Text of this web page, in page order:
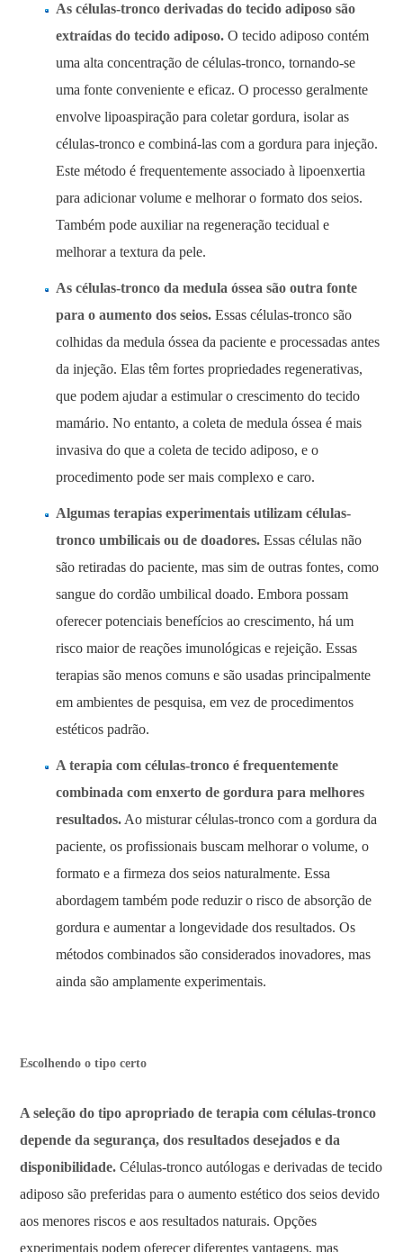
As células-tronco derivadas do tecido adiposo são
extraídas do tecido adiposo. O tecido adiposo contém
uma alta concentração de células-tronco, tornando-se
uma fonte conveniente e eficaz. O processo geralmente
envolve lipoaspiração para coletar gordura, isolar as
células-tronco e combiná-las com a gordura para injeção.
Este método é frequentemente associado à lipoenxertia
para adicionar volume e melhorar o formato dos seios.
Também pode auxiliar na regeneração tecidual e
melhorar a textura da pele.
As células-tronco da medula óssea são outra fonte
para o aumento dos seios. Essas células-tronco são
colhidas da medula óssea da paciente e processadas antes
da injeção. Elas têm fortes propriedades regenerativas,
que podem ajudar a estimular o crescimento do tecido
mamário. No entanto, a coleta de medula óssea é mais
invasiva do que a coleta de tecido adiposo, e o
procedimento pode ser mais complexo e caro.
Algumas terapias experimentais utilizam células-
tronco umbilicais ou de doadores. Essas células não
são retiradas do paciente, mas sim de outras fontes, como
sangue do cordão umbilical doado. Embora possam
oferecer potenciais benefícios ao crescimento, há um
risco maior de reações imunológicas e rejeição. Essas
terapias são menos comuns e são usadas principalmente
em ambientes de pesquisa, em vez de procedimentos
estéticos padrão.
A terapia com células-tronco é frequentemente
combinada com enxerto de gordura para melhores
resultados. Ao misturar células-tronco com a gordura da
paciente, os profissionais buscam melhorar o volume, o
formato e a firmeza dos seios naturalmente. Essa
abordagem também pode reduzir o risco de absorção de
gordura e aumentar a longevidade dos resultados. Os
métodos combinados são considerados inovadores, mas
ainda são amplamente experimentais.
Escolhendo o tipo certo
A seleção do tipo apropriado de terapia com células-tronco
depende da segurança, dos resultados desejados e da
disponibilidade. Células-tronco autólogas e derivadas de tecido
adiposo são preferidas para o aumento estético dos seios devido
aos menores riscos e aos resultados naturais. Opções
experimentais podem oferecer diferentes vantagens, mas